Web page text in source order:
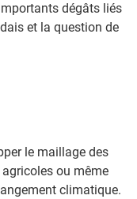
dégâts liés
et la question de
le maillage des
ou même
climatique.